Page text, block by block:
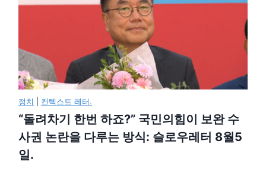
정치 컨텍스트 레터.
“돌려차기 한번 하죠?” 국민의힘이 보완 수
사권 논란을 다루는 방식: 슬로우레터 8월5
일.